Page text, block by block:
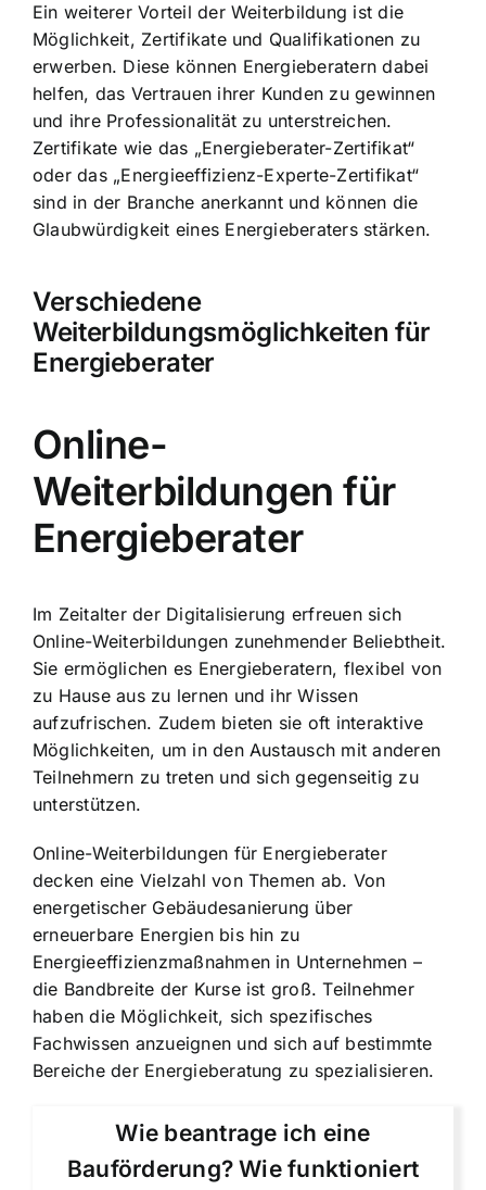
Ein weiterer Vorteil der Weiterbildung ist die
Möglichkeit, Zertifikate und Qualifikationen zu
erwerben. Diese können Energieberatern dabei
helfen, das Vertrauen ihrer Kunden zu gewinnen
und ihre Professionalität zu unterstreichen.
Zertifikate wie das „Energieberater-Zertifikat“
oder das „Energieeffizienz-Experte-Zertifikat“
sind in der Branche anerkannt und können die
Glaubwürdigkeit eines Energieberaters stärken.
Verschiedene
Weiterbildungsmöglichkeiten für
Energieberater
Online-
Weiterbildungen für
Energieberater
Im Zeitalter der Digitalisierung erfreuen sich
Online-Weiterbildungen zunehmender Beliebtheit.
Sie ermöglichen es Energieberatern, flexibel von
zu Hause aus zu lernen und ihr Wissen
aufzufrischen. Zudem bieten sie oft interaktive
Möglichkeiten, um in den Austausch mit anderen
Teilnehmern zu treten und sich gegenseitig zu
unterstützen.
Online-Weiterbildungen für Energieberater
decken eine Vielzahl von Themen ab. Von
energetischer Gebäudesanierung über
erneuerbare Energien bis hin zu
Energieeffizienzmaßnahmen in Unternehmen –
die Bandbreite der Kurse ist groß. Teilnehmer
haben die Möglichkeit, sich spezifisches
Fachwissen anzueignen und sich auf bestimmte
Bereiche der Energieberatung zu spezialisieren.
Wie beantrage ich eine
Bauförderung? Wie funktioniert